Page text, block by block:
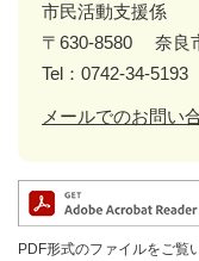
市民活動支援係
〒630-8580
奈良
Tel：0742-34-5193
メールでのお問い
PDF形式のファイルをご覧